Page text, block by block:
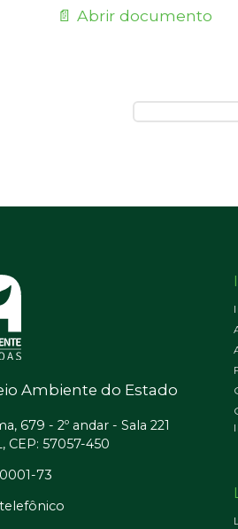
📄 Abrir documento
Ambiente do Estado
679 - 2º andar - Sala 221
CEP: 57057-450
73